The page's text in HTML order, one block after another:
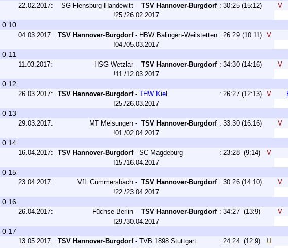
22.02.2017: SG Flensburg-Handewitt - TSV Hannover-Burgdorf : 30:25 (15:12)
V
!25./26.02.2017
0 10
04.03.2017: TSV Hannover-Burgdorf - HBW Balingen-Weilstetten : 26:29 (10:11)
V
!04./05.03.2017
0 11
11.03.2017: HSG Wetzlar - TSV Hannover-Burgdorf : 34:30 (14:16)
V
!11./12.03.2017
0 12
26.03.2017: TSV Hannover-Burgdorf - THW Kiel : 26:27 (12:13) V
!25./26.03.2017
0 13
29.03.2017: MT Melsungen - TSV Hannover-Burgdorf : 33:30 (16:16)
V
!01./02.04.2017
0 14
16.04.2017: TSV Hannover-Burgdorf - SC Magdeburg : 23:28 (9:14)
V
!15./16.04.2017
0 15
23.04.2017: VfL Gummersbach - TSV Hannover-Burgdorf : 30:26 (14:10)
V
!22./23.04.2017
0 16
26.04.2017: Füchse Berlin - TSV Hannover-Burgdorf : 34:27 (13:9)
V
!29./30.04.2017
0 17
13.05.2017: TSV Hannover-Burgdorf - TVB 1898 Stuttgart : 24:24 (12:9)
U